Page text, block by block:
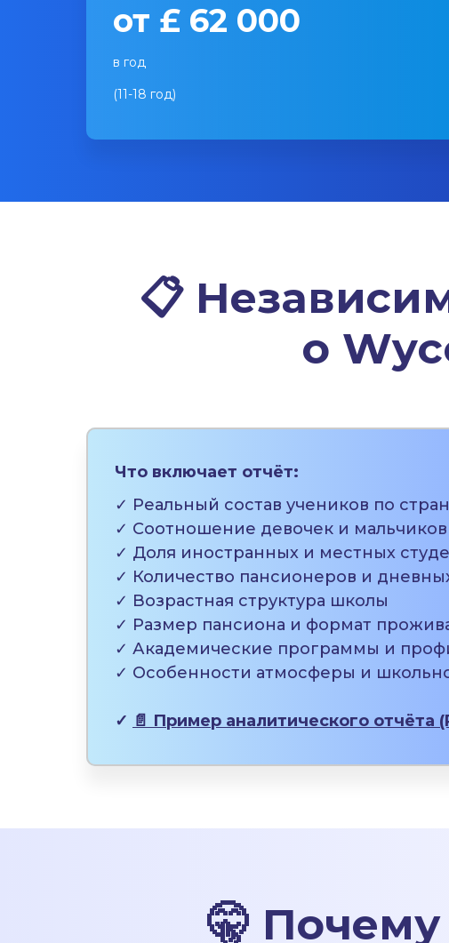
от £ 62 000
в год
(11-18 год)
📋
о
Что включает отчёт:
✓ Реальный состав учеников по
✓ Соотношение девочек и мальчиков
✓ Доля иностранных и местных
✓ Количество пансионеров и
✓ Возрастная структура школы
✓ Размер пансиона и формат
✓ Академические программы и
✓ Особенности атмосферы и
✓ 📄 Пример аналитического отчёта
🤫 Почему